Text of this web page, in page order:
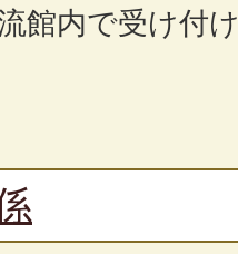
館内で受け付